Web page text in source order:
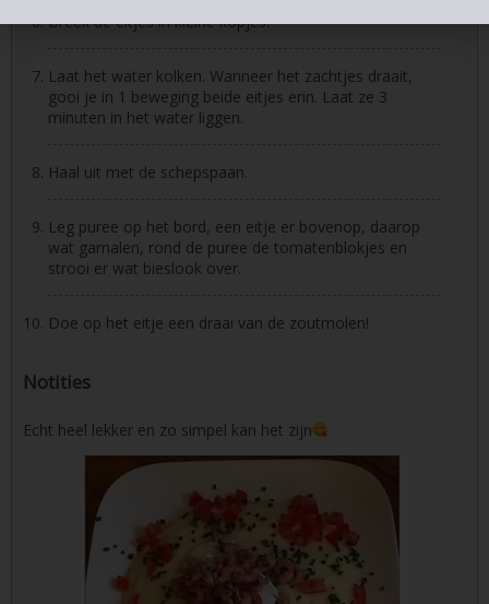
Breek de eitjes in kleine kopjes.
Laat het water kolken. Wanneer het zachtjes draait,
gooi je in 1 beweging beide eitjes erin. Laat ze 3
minuten in het water liggen.
Haal uit met de schepspaan.
Leg puree op het bord, een eitje er bovenop, daarop
wat garnalen, rond de puree de tomatenblokjes en
strooi er wat bieslook over.
Doe op het eitje een draai van de zoutmolen!
Notities
Echt heel lekker en zo simpel kan het zijn